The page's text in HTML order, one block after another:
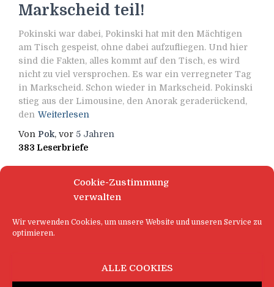
Cookie-Zustimmung
verwalten
Wir verwenden Cookies, um unsere Website und unseren Service zu
optimieren.
ALLE COOKIES
Markscheid teil!
Pokinski war dabei, Pokinski hat mit den Mächtigen
am Tisch gespeist, ohne dabei aufzufliegen. Und hier
sind die Fakten, alles kommt auf den Tisch, es wird
nicht zu viel versprochen. Es war ein verregneter Tag
in Markscheid. Schon wieder in Markscheid. Pokinski
stieg aus der Limousine, den Anorak geraderückend,
den Weiterlesen
Von Pok, vor 5 Jahren
383 Leserbriefe